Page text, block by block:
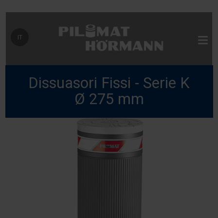
Seleziona la tua lingua
IT
Dissuasori Fissi - Serie K
Ø 275 mm